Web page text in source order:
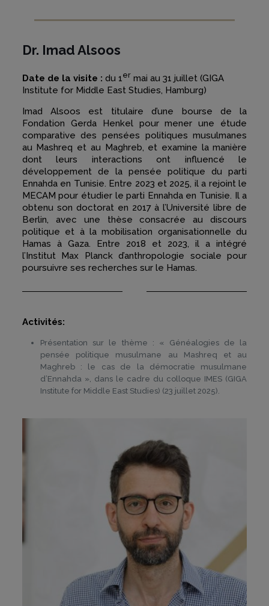
Dr. Imad Alsoos
Date de la visite : du 1er mai au 31 juillet (GIGA
Institute for Middle East Studies, Hamburg)
Imad Alsoos est titulaire d’une bourse de la
Fondation Gerda Henkel pour mener une étude
comparative des pensées politiques musulmanes
au Mashreq et au Maghreb, et examine la manière
dont leurs interactions ont influencé le
développement de la pensée politique du parti
Ennahda en Tunisie. Entre 2023 et 2025, il a rejoint le
MECAM pour étudier le parti Ennahda en Tunisie. Il a
obtenu son doctorat en 2017 à l’Université libre de
Berlin, avec une thèse consacrée au discours
politique et à la mobilisation organisationnelle du
Hamas à Gaza. Entre 2018 et 2023, il a intégré
l’Institut Max Planck d’anthropologie sociale pour
poursuivre ses recherches sur le Hamas.
Activités:
Présentation sur le thème : « Généalogies de la
pensée politique musulmane au Mashreq et au
Maghreb : le cas de la démocratie musulmane
d’Ennahda », dans le cadre du colloque IMES (GIGA
Institute for Middle East Studies) (23 juillet 2025).